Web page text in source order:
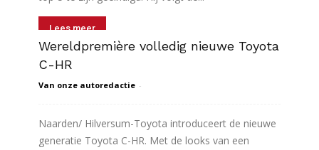
Lees meer
Wereldpremière volledig nieuwe Toyota
C-HR
Van onze autoredactie -
Naarden/ Hilversum-Toyota introduceert de nieuwe
generatie Toyota C-HR. Met de looks van een